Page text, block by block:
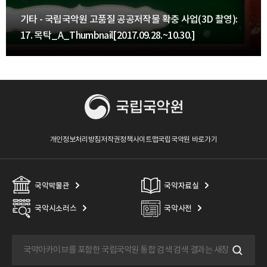
기타 - 국립국악원 고품질 공공저작물 확충 사업(3D 촬영):
17. 목탁_A_Thumbnail[2017.09.28.~10.30.]
개인정보처리방침저작권정책사이트맵국립국악원 바로가기
국악박물관 국악자료실
국악시소러스 국악사전